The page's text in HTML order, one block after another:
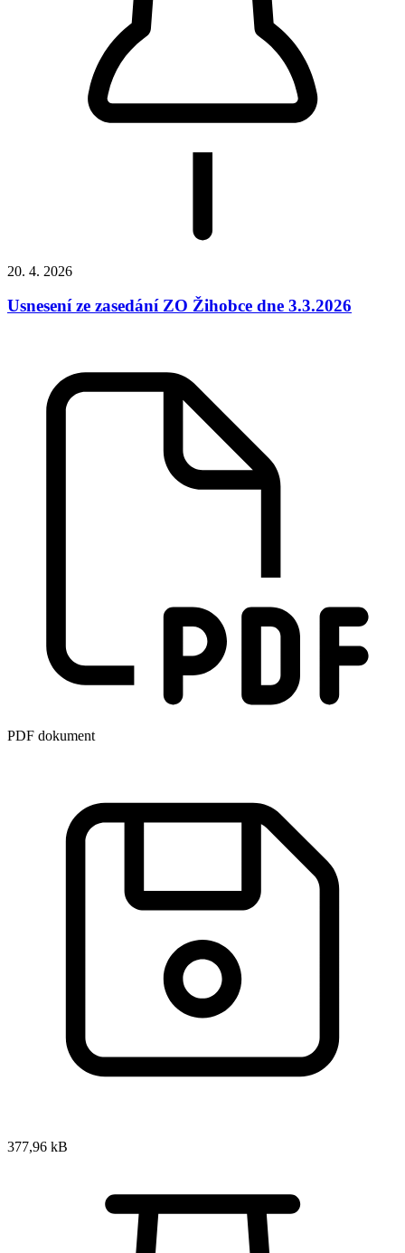
20. 4. 2026
Usnesení ze zasedání ZO Žihobce dne 3.3.2026
PDF dokument
377,96 kB